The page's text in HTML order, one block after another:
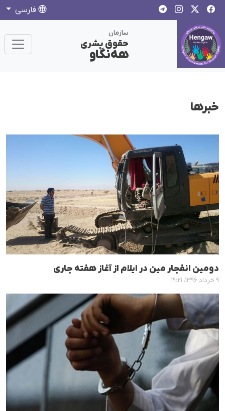
فارسی
سازمان
حقوق بشری
هەنگاو
خبرها
دومین انفجار مین در ایلام از آغاز هفتە جاری
۹ خرداد ۱۳۹۶، ۱۹:۲۱